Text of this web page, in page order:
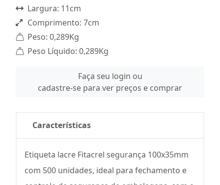
Largura: 11cm
Comprimento: 7cm
Peso: 0,289Kg
Peso Líquido: 0,289Kg
Faça seu login ou
cadastre-se para ver preços e comprar
Características
Etiqueta lacre Fitacrel segurança 100x35mm
com 500 unidades, ideal para fechamento e